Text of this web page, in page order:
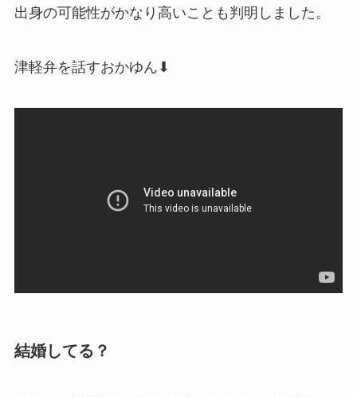
出身の可能性がかなり高いことも判明しました。
津軽弁を話すおかゆん⬇︎
結婚してる？